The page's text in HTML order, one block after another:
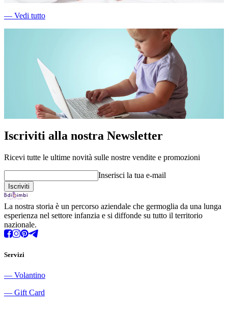
― Vedi tutto
Iscriviti alla nostra Newsletter
Ricevi tutte le ultime novità sulle nostre vendite e promozioni
Inserisci la tua e-mail
La nostra storia è un percorso aziendale che germoglia da una lunga
esperienza nel settore infanzia e si diffonde su tutto il territorio
nazionale.
Servizi
― Volantino
― Gift Card